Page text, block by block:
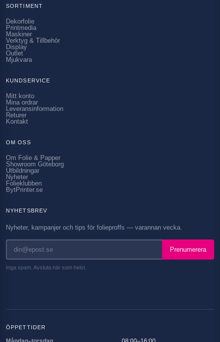
SORTIMENT
Dekorfolie
Printmedia
Maskiner
Verktyg & Tillbehör
Display
Outlet
Mjukvara
KUNDSERVICE
Mitt konto
Mina ordrar
Leveransinformation
Returer
Kontakt
OM OSS
Om Folie & Papper
Showroom Göteborg
Utbildningar
Nyheter
Folieklubben
BytPrinter.se
NYHETSBREV
Nyheter, kampanjer och tips för folieproffs — varannan vecka.
Prenumerera
Inga spam. Avsluta när som helst.
ÖPPETTIDER